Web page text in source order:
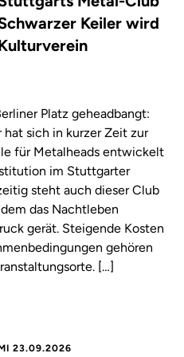
Keiler wird
Platz geheadbangt:
hat sich in kurzer Zeit zur
für Metalheads entwickelt
im Stuttgarter
steht auch dieser Club
das Nachtleben
gerät. Steigende Kosten
gehören
[…]
23.09.2026